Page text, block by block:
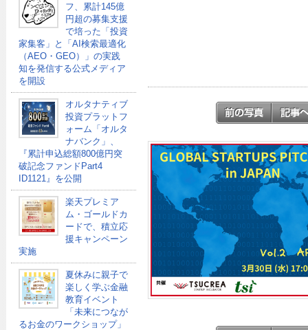
フ、累計145億
円超の募集支援
で培った「投資
家集客」と「AI検索最適化
（AEO・GEO）」の実践
知を発信する公式メディア
を開設
オルタナティブ
投資プラットフ
ォーム「オルタ
ナバンク」、
『累計申込総額800億円突
破記念ファンドPart4
ID1121』を公開
楽天プレミア
ム・ゴールドカ
ードで、積立応
援キャンペーン
実施
夏休みに親子で
楽しく学ぶ金融
教育イベント
「未来につなが
るお金のワークショップ」